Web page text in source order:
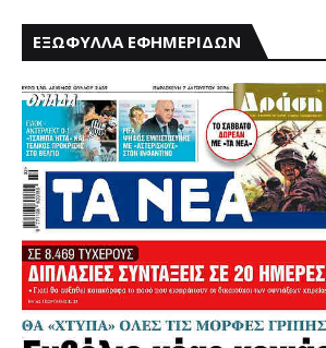
ΕΞΩΦΥΛΛΑ ΕΦΗΜΕΡΙΔΩΝ